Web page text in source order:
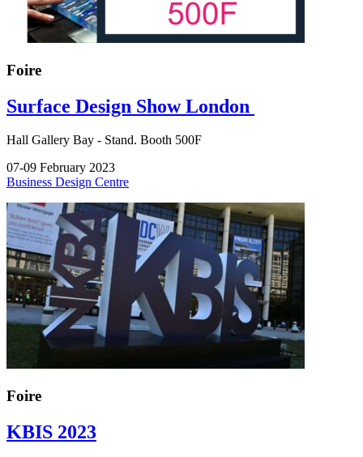
Foire
Surface Design Show London
Hall Gallery Bay - Stand. Booth 500F
07-09 February 2023
Business Design Centre
Foire
KBIS 2023